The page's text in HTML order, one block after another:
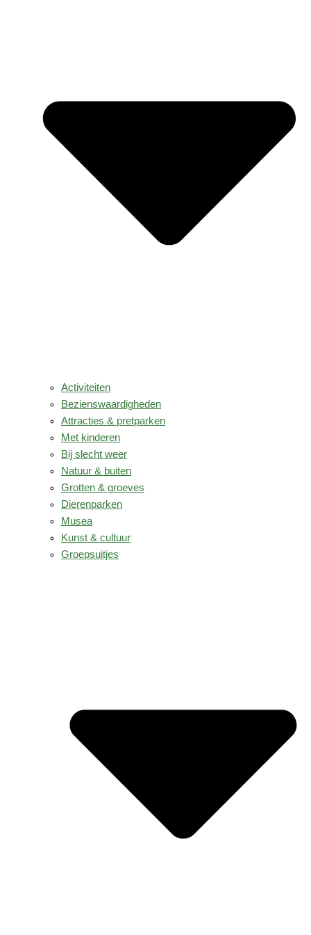
Activiteiten
Bezienswaardigheden
Attracties & pretparken
Met kinderen
Bij slecht weer
Natuur & buiten
Grotten & groeves
Dierenparken
Musea
Kunst & cultuur
Groepsuitjes